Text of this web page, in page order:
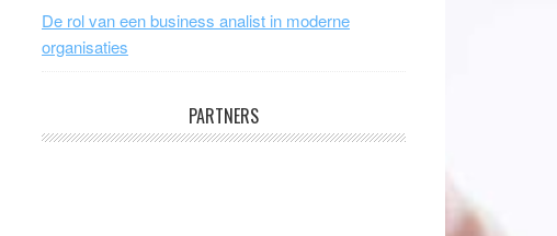
De rol van een business analist in moderne
organisaties
PARTNERS